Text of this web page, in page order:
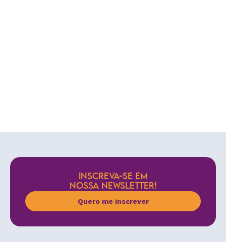
INSCREVA-SE EM
NOSSA NEWSLETTER!
Quero me inscrever